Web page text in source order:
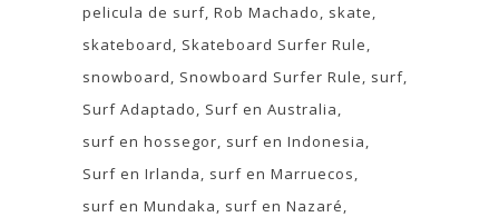
pelicula de surf Rob Machado
skate
skateboard
Skateboard Surfer Rule
snowboard
Snowboard Surfer Rule
surf
Surf Adaptado
Surf en Australia
surf en hossegor surf en Indonesia
Surf en Irlanda
surf en Marruecos
surf en Mundaka
surf en Nazaré